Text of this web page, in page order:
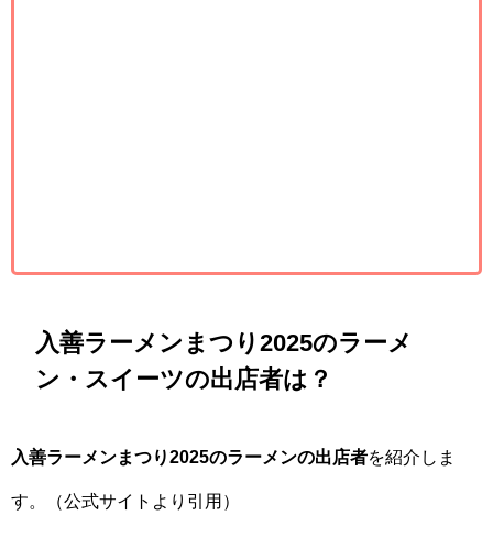
入善ラーメンまつり2025のラーメ
ン・スイーツの出店者は？
入善ラーメンまつり2025のラーメンの出店者を紹介しま
す。（公式サイトより引用）